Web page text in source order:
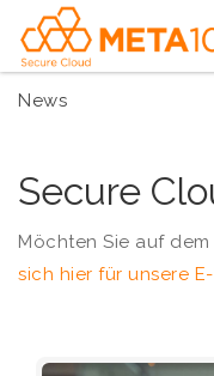
News
Secure
Möchten Sie auf
sich hier für unsere